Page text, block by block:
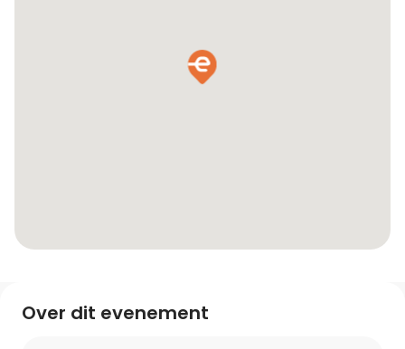
Over dit evenement